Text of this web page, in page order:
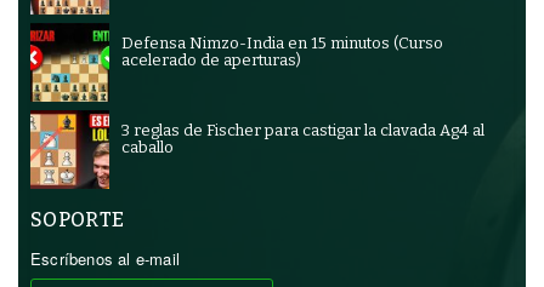
Defensa Nimzo-India en 15 minutos (Curso
acelerado de aperturas)
3 reglas de Fischer para castigar la clavada Ag4 al
caballo
SOPORTE
Escríbenos al e-mail